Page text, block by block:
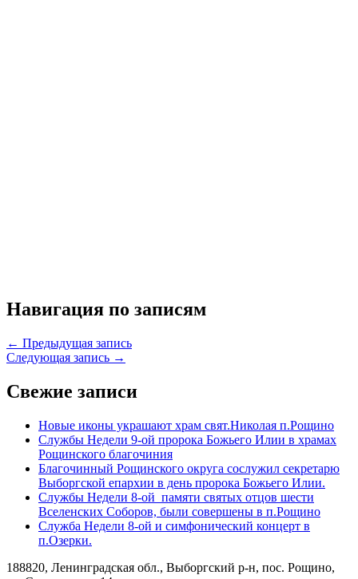
Навигация по записям
← Предыдущая запись
Следующая запись →
Свежие записи
Новые иконы украшают храм свят.Николая п.Рощино
Службы Недели 9-ой пророка Божьего Илии в храмах
Рощинского благочиния
Благочинный Рощинского округа сослужил секретарю
Выборгской епархии в день пророка Божьего Илии.
Службы Недели 8-ой памяти святых отцов шести
Вселенских Соборов, были совершены в п.Рощино
Служба Недели 8-ой и симфонический концерт в
п.Озерки.
188820, Ленинградская обл., Выборгский р-н, пос. Рощино,